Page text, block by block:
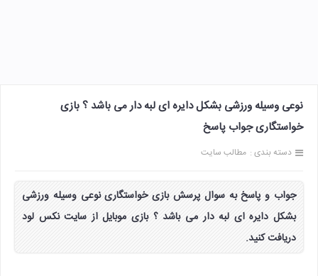
نوعی وسیله ورزشی بشکل دایره ای لبه دار می باشد ؟ بازی
خواستگاری جواب پاسخ
دسته بندی : مطالب سایت
جواب و پاسخ به سوال پرسش بازی خواستگاری نوعی وسیله ورزشی
بشکل دایره ای لبه دار می باشد ؟ بازی موبایل از سایت نکس لود
دریافت کنید.